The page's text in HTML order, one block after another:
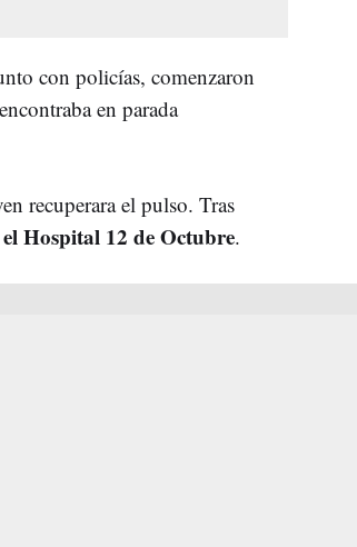
con policías, comenzaron
en parada
recuperara el pulso. Tras
Hospital 12 de Octubre.